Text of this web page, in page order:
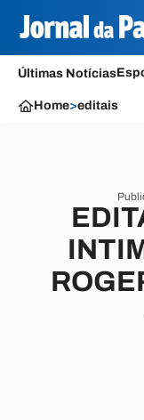
Últimas Notícias
Home>editais